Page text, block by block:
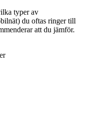
typer av
du oftas ringer till
att du jämför.